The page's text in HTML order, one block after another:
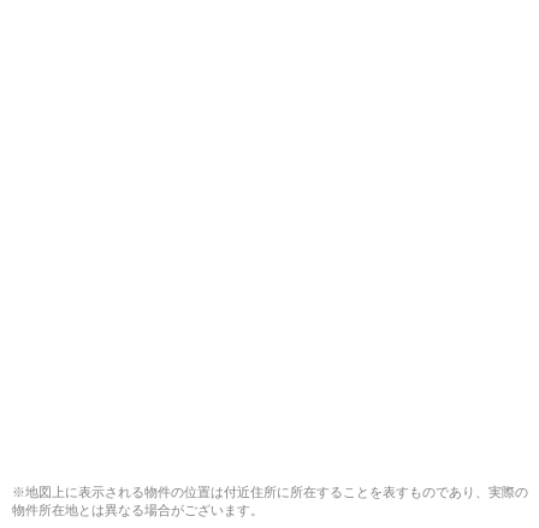
※地図上に表示される物件の位置は付近住所に所在することを表すものであり、実際の
物件所在地とは異なる場合がございます。